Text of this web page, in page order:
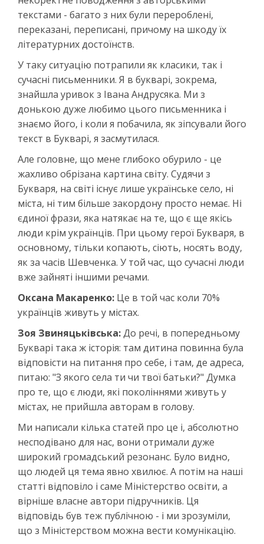
текстами - багато з них були перероблені,
переказані, переписані, причому на шкоду їх
літературних достоїнств.
У таку ситуацію потрапили як класики, так і
сучасні письменники. Я в букварі, зокрема,
знайшла уривок з Івана Андрусяка. Ми з
донькою дуже любимо цього письменника і
знаємо його, і коли я побачила, як зіпсували його
текст в Букварі, я засмутилася.
Але головне, що мене глибоко обурило - це
жахливо обрізана картина світу. Судячи з
Букваря, на світі існує лише українське село, ні
міста, ні тим більше закордону просто немає. Ні
єдиної фрази, яка натякає на те, що є ще якісь
люди крім українців. При цьому герої Букваря, в
основному, тільки копають, сіють, носять воду,
як за часів Шевченка. У той час, що сучасні люди
вже зайняті іншими речами.
Оксана Макаренко: Це в той час коли 70%
українців живуть у містах.
Зоя Звиняцьківська:До речі, в попередньому
Букварі така ж історія: там дитина повинна була
відповісти на питання про себе, і там, де адреса,
питаю: "З якого села ти чи твої батьки?" Думка
про те, що є люди, які поколіннями живуть у
містах, не прийшла авторам в голову.
Ми написали кілька статей про це і, абсолютно
несподівано для нас, вони отримали дуже
широкий громадський резонанс. Було видно,
що людей ця тема явно хвилює. А потім на наші
статті відповіло і саме Міністерство освіти, а
вірніше власне автори підручників. Ця
відповідь був теж публічною - і ми зрозуміли,
що з Міністерством можна вести комунікацію.